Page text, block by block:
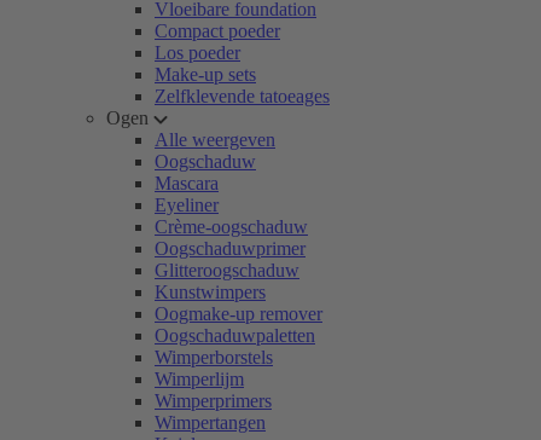
Vloeibare foundation
Compact poeder
Los poeder
Make-up sets
Zelfklevende tatoeages
Ogen
Alle weergeven
Oogschaduw
Mascara
Eyeliner
Crème-oogschaduw
Oogschaduwprimer
Glitteroogschaduw
Kunstwimpers
Oogmake-up remover
Oogschaduwpaletten
Wimperborstels
Wimperlijm
Wimperprimers
Wimpertangen